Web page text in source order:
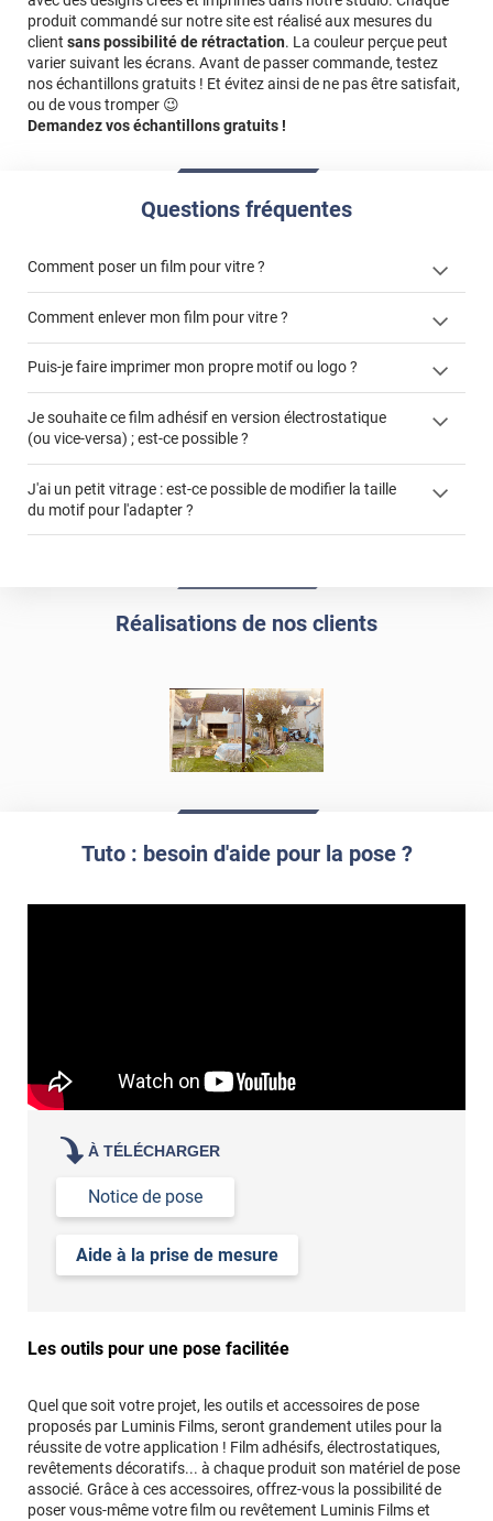
produit commandé sur notre site est réalisé aux mesures du
client sans possibilité de rétractation. La couleur perçue peut
varier suivant les écrans. Avant de passer commande, testez
nos échantillons gratuits ! Et évitez ainsi de ne pas être satisfait,
ou de vous tromper 😉
Demandez vos échantillons gratuits !
Réalisations de nos clients
Questions fréquentes
Comment poser un film pour vitre ?
cet article
demander un devis de pose
Comment enlever mon film pour vitre ?
enlever et stocker
votre film électrostatique pour vitre
Puis-je faire imprimer mon propre motif ou logo ?
personnaliser
Je souhaite ce film adhésif en version électrostatique
(ou vice-versa) ; est-ce possible ?
J'ai un petit vitrage : est-ce possible de modifier la taille
du motif pour l'adapter ?
Tuto : besoin d'aide pour la pose ?
À TÉLÉCHARGER
Notice de pose
Aide à la prise de mesure
Les outils pour une pose facilitée
Quel que soit votre projet, les outils et accessoires de pose
proposés par Luminis Films, seront grandement utiles pour la
réussite de votre application ! Film adhésifs, électrostatiques,
revêtements décoratifs... à chaque produit son matériel de pose
associé. Grâce à ces accessoires, offrez-vous la possibilité de
poser vous-même votre film ou revêtement Luminis Films et